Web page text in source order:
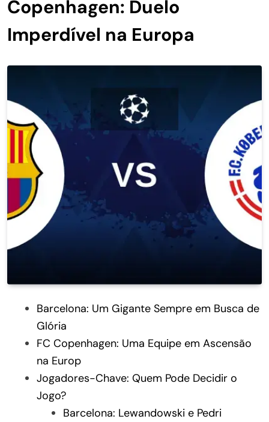
Copenhagen: Duelo
Imperdível na Europa
Barcelona: Um Gigante Sempre em Busca de
Glória
FC Copenhagen: Uma Equipe em Ascensão
na Europ
Jogadores-Chave: Quem Pode Decidir o
Jogo?
Barcelona: Lewandowski e Pedri